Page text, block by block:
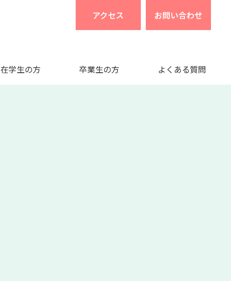
アクセス お問い合わせ
在学生の方 卒業生の方 よくある質問